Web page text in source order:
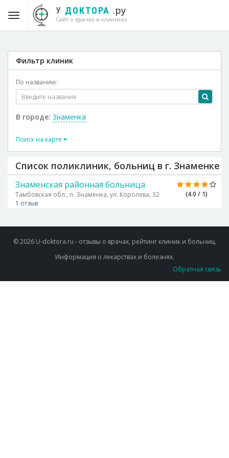
У ДОКТОРА .ру
Сайт о врачах и клиниках
Фильтр клиник
По названию:
В городе: Знаменка
Поиск на карте
Список поликлиник, больниц в г. Знаменке
(4.0 / 1)
Знаменская районная больница
Тамбовская обл., п. Знаменка, ул. Королева, 32
1 отзыв
© 2026 U-doktora.ru - отзывы о врачах, рейтинг клиник и больниц.
Информация о лекарствах и болезнях.
Обратная связь